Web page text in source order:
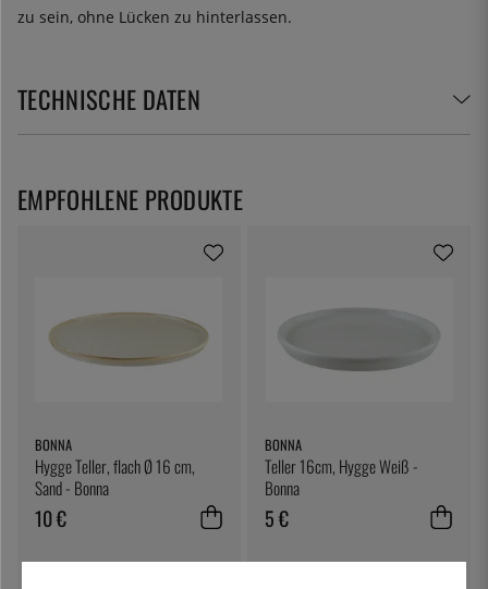
zu sein, ohne Lücken zu hinterlassen.
TECHNISCHE DATEN
BONNA
Hygge Teller, flach Ø 16 cm,
Sand - Bonna
10 €
BONNA
Teller 16cm, Hygge Weiß -
Bonna
5 €
EMPFOHLENE PRODUKTE